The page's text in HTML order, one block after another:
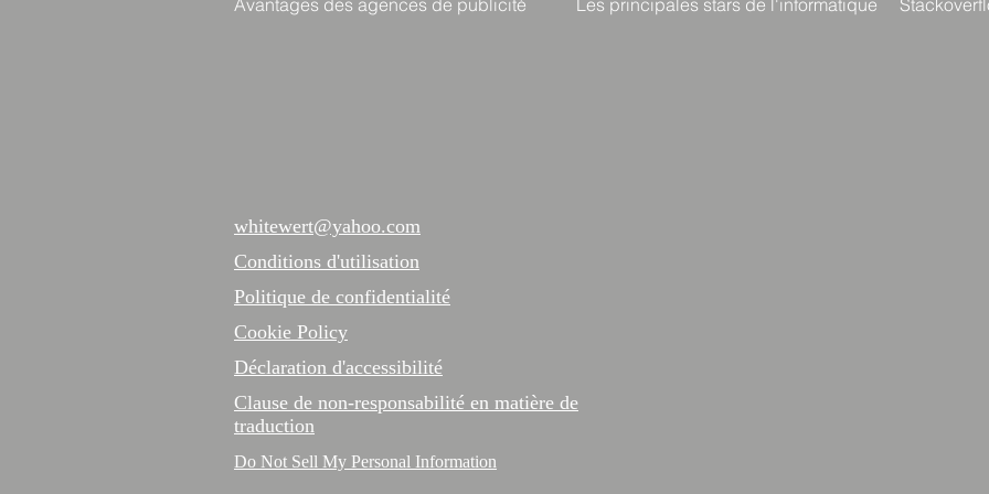
Avantages des agences de publicité Les principales stars de l'informatique
Conditions d'utilisation
Politique de confidentialité
Déclaration d'accessibilité
whitewert@yahoo.com
Clause de non-responsabilité en matière de
traduction
Do Not Sell My Personal Information
Cookie Policy